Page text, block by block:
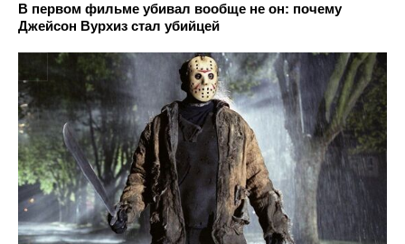
В первом фильме убивал вообще не он: почему
Джейсон Вурхиз стал убийцей